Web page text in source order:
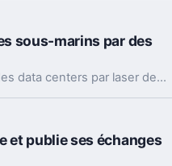
sous-marins par des
La jeune pousse EON veut relier des data centers par laser depuis l’orbite. Une idée très ambitieuse, portée par l’explosion des besoins en IA.
et publie ses échanges